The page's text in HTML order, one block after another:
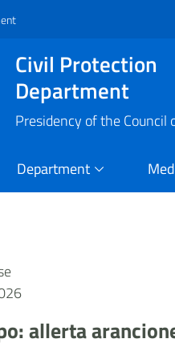
principale
di pagina
Civil Protection
Department
Presidency of the Council
Department
allerta